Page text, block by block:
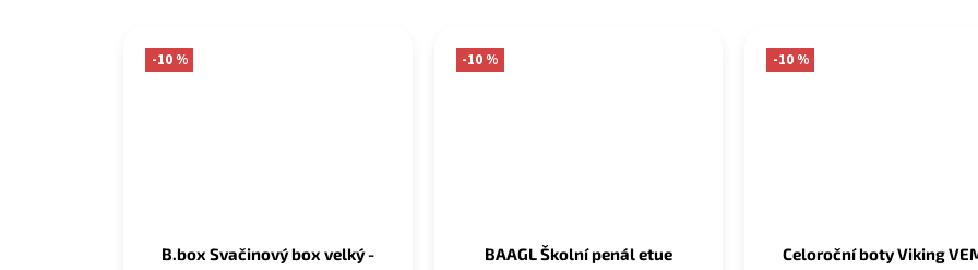
-10 %
B.box Svačinový box velký -
-10 %
BAAGL Školní penál etue
-10 %
Celoroční boty Viking